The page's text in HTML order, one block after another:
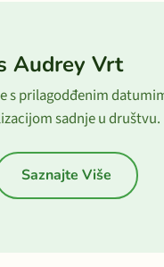
Audrey Vrt
s prilagodđenim
sadnje u društvu.
Saznajte Više